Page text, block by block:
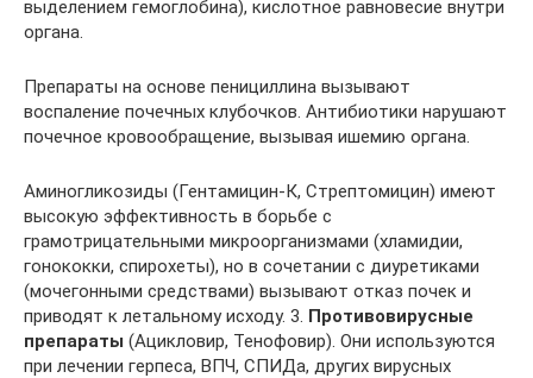
выделением гемоглобина), кислотное равновесие внутри
органа.
Препараты на основе пенициллина вызывают
воспаление почечных клубочков. Антибиотики нарушают
почечное кровообращение, вызывая ишемию органа.
Аминогликозиды (Гентамицин-К, Стрептомицин) имеют
высокую эффективность в борьбе с
грамотрицательными микроорганизмами (хламидии,
гонококки, спирохеты), но в сочетании с диуретиками
(мочегонными средствами) вызывают отказ почек и
приводят к летальному исходу. 3. Противовирусные
препараты (Ацикловир, Тенофовир). Они используются
при лечении герпеса, ВПЧ, СПИДа, других вирусных